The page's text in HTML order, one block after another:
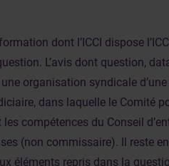
dont l’ICCI dispose
L’avis dont question,
organisation syndicale
dans laquelle le Comité
compétences du Conseil
(non commissaire). Il reste
éléments repris dans la